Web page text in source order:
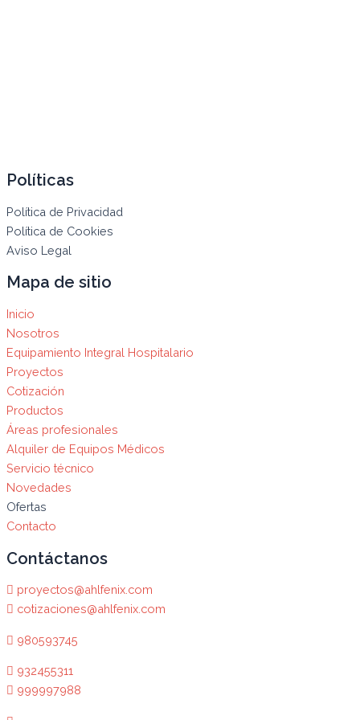
Políticas
Política de Privacidad
Política de Cookies
Aviso Legal
Mapa de sitio
Inicio
Nosotros
Equipamiento Integral Hospitalario
Proyectos
Cotización
Productos
Áreas profesionales
Alquiler de Equipos Médicos
Servicio técnico
Novedades
Ofertas
Contacto
Contáctanos
proyectos@ahlfenix.com
cotizaciones@ahlfenix.com
980593745
932455311
999997988